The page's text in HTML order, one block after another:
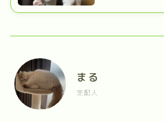
まる
支配人